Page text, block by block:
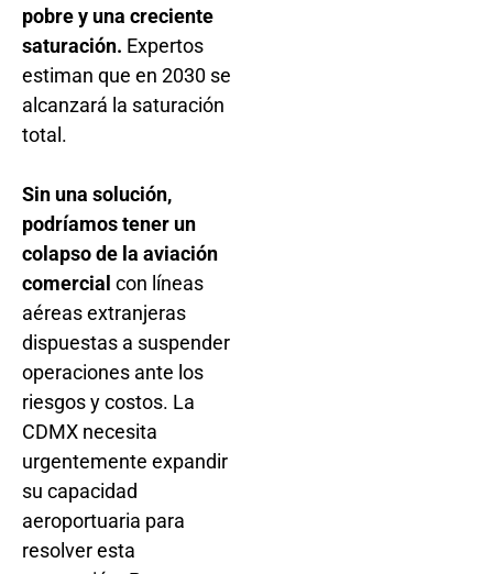
pobre y una creciente
saturación. Expertos
estiman que en 2030 se
alcanzará la saturación
total.
Sin una solución,
podríamos tener un
colapso de la aviación
comercial con líneas
aéreas extranjeras
dispuestas a suspender
operaciones ante los
riesgos y costos. La
CDMX necesita
urgentemente expandir
su capacidad
aeroportuaria para
resolver esta